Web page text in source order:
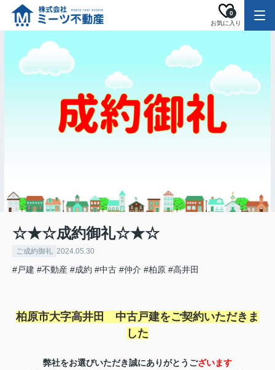
お気に入り
0
☆★☆成約御礼☆★☆
ご成約御礼 2024.05.30
#戸建 #不動産 #成約 #中古 #仲介 #柏原 #高井田
柏原市大字高井田 中古戸建をご契約いただきま
した
弊社をお選びいただき誠にありがとうございます